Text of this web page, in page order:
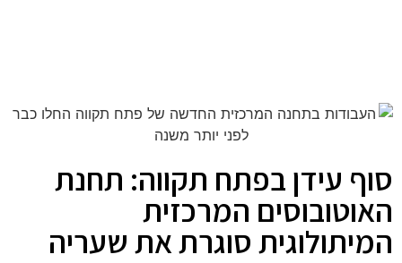
סוף עידן בפתח תקווה: תחנת
האוטובוסים המרכזית
המיתולוגית סוגרת את שעריה